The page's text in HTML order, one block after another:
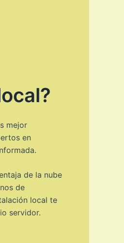
mejor
en
de la nube
de
local te
servidor.